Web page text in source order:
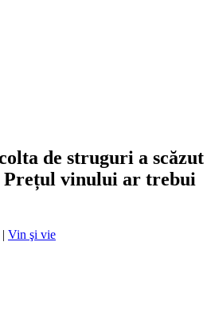
de struguri a scăzut
Prețul vinului ar trebui
| Vin şi vie